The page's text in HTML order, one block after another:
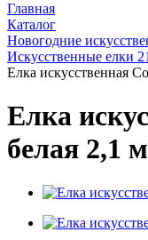
Главная
Каталог
Новогодние
Искусственные елки
Елка искусственная
Елка
белая 2,1 м